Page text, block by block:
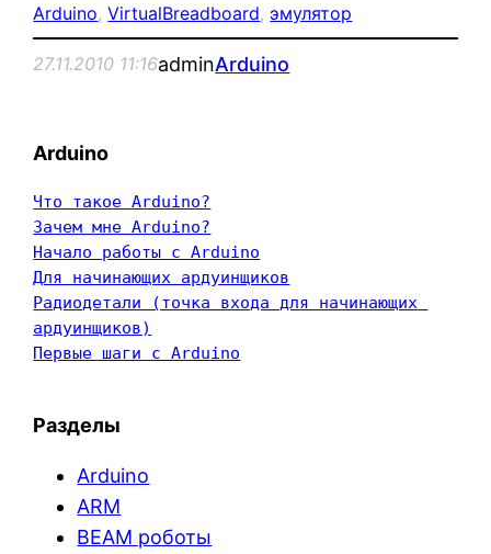
Arduino, VirtualBreadboard, эмулятор
27.11.2010 11:16adminArduino
Arduino
Что такое Arduino?
Зачем мне Arduino?
Начало работы с Arduino
Для начинающих ардуинщиков
Радиодетали (точка входа для начинающих
ардуинщиков)
Первые шаги с Arduino
Разделы
Arduino
ARM
BEAM роботы